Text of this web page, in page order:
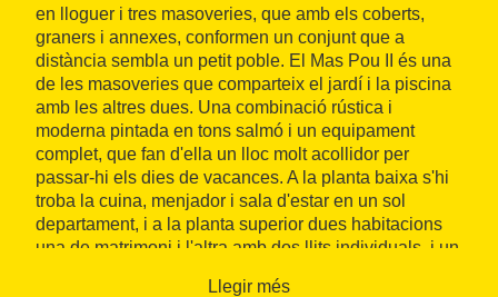
en lloguer i tres masoveries, que amb els coberts,
graners i annexes, conformen un conjunt que a
distància sembla un petit poble. El Mas Pou II és una
de les masoveries que comparteix el jardí i la piscina
amb les altres dues. Una combinació rústica i
moderna pintada en tons salmó i un equipament
complet, que fan d'ella un lloc molt acollidor per
passar-hi els dies de vacances. A la planta baixa s'hi
troba la cuina, menjador i sala d'estar en un sol
departament, i a la planta superior dues habitacions
una de matrimoni i l'altra amb dos llits individuals, i un
Llegir més